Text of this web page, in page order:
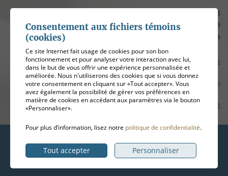
819 537-8828
Télécopieur :819 537-8829
clients@cfmauricie.ca
Conditions d’utilisation et politique de confidentialité
Gérer mes témoins (cookies)
Plan de site
Hébergement
ADN communication
Consentement aux fichiers témoins
(cookies)
Ce site Internet fait usage de cookies pour son bon
fonctionnement et pour analyser votre interaction avec lui,
dans le but de vous offrir une expérience personnalisée et
améliorée. Nous n'utiliserons des cookies que si vous donnez
votre consentement en cliquant sur «Tout accepter». Vous
avez également la possibilité de gérer vos préférences en
matière de cookies en accédant aux paramètres via le bouton
«Personnaliser».
Pour plus d’information, lisez notre politique de confidentialité.
Tout accepter Personnaliser